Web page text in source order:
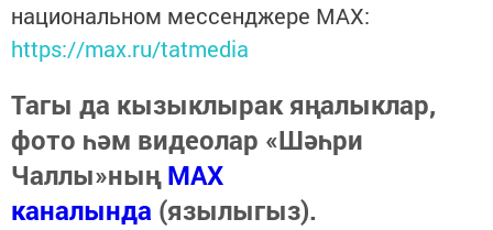
национальном мессенджере MАХ:
https://max.ru/tatmedia
Тагы да кызыклырак яңалыклар,
фото һәм видеолар «Шәһри
Чаллы»ныңMAX
каналында (язылыгыз).